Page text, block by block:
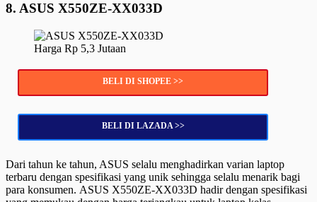
8. ASUS X550ZE-XX033D
Harga Rp 5,3 Jutaan
BELI DI SHOPEE >>
BELI DI LAZADA >>
Dari tahun ke tahun, ASUS selalu menghadirkan varian laptop
terbaru dengan spesifikasi yang unik sehingga selalu menarik bagi
para konsumen. ASUS X550ZE-XX033D hadir dengan spesifikasi